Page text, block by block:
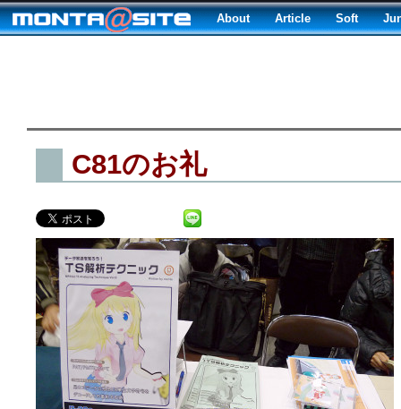
About Article Soft
C81のお礼